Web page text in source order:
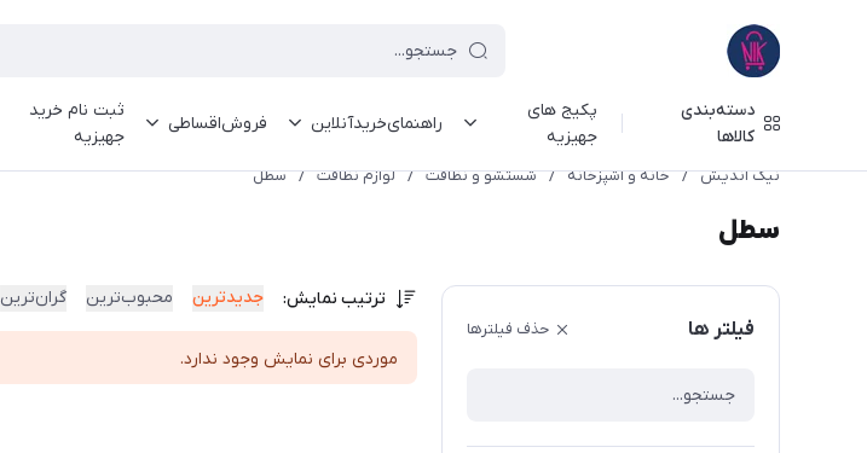
دسته‌بندی
کالاها
پکیج های
جهیزیه
راهنمای‌خرید‌آنلاین فروش‌اقساطی
ثبت نام خرید
جهیزیه
نیک اندیش / خانه و آشپزخانه / شستشو و نظافت / لوازم نظافت / سطل
سطل
فیلتر ها حذف فیلترها
ترتیب نمایش: جدیدترین محبوب‌ترین گران‌ترین
موردی برای نمایش وجود ندارد.